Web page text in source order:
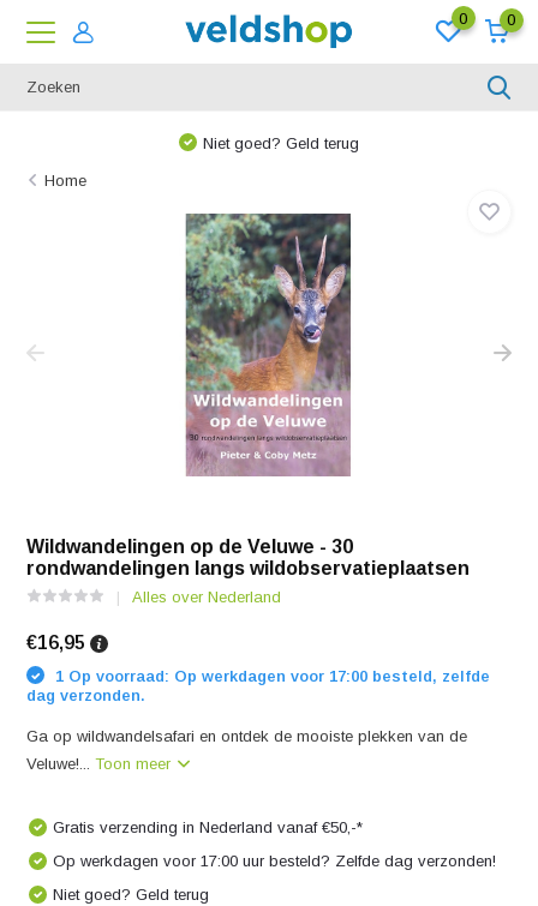
0 0
We denken graag met u mee!
Home
Wildwandelingen op de Veluwe - 30
rondwandelingen langs wildobservatieplaatsen
Alles over Nederland
€16,95
1 Op voorraad: Op werkdagen voor 17:00 besteld, zelfde
dag verzonden.
Ga op wildwandelsafari en ontdek de mooiste plekken van de
Veluwe!...Toon meer
Gratis verzending in Nederland vanaf €50,-*
Op werkdagen voor 17:00 uur besteld? Zelfde dag verzonden!
Niet goed? Geld terug